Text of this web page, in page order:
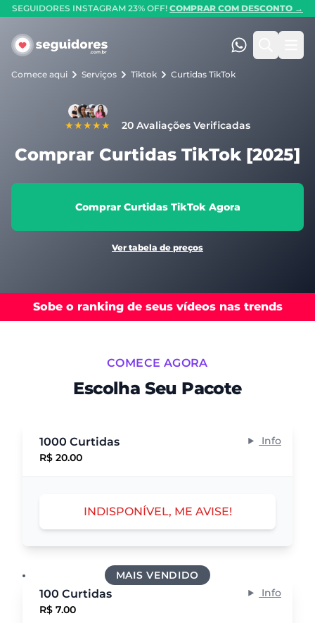
SEGUIDORES INSTAGRAM 23% OFF! COMPRAR COM DESCONTO →
Seguidores.com.br
(47) 99247-
Comece aqui Serviços Tiktok Curtidas TikTok
★★★★★ 20 Avaliações Verificadas
Comprar Curtidas TikTok [2025]
Comprar Curtidas TikTok Agora
Ver tabela de preços
Sobe o ranking de seus vídeos nas trends
COMECE AGORA
Escolha Seu Pacote
1000 Curtidas
R$ 20.00
Info
INDISPONÍVEL, ME AVISE!
MAIS VENDIDO
100 Curtidas
R$ 7.00
Info